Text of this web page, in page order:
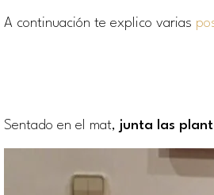
A continuación te explico varias
Sentado en el mat, junta las